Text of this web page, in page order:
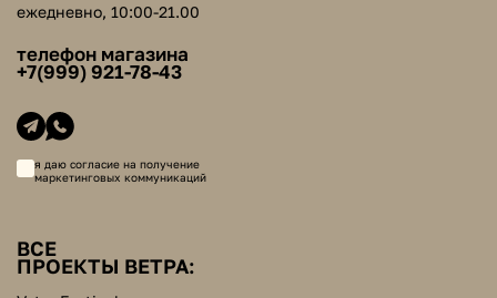
ежедневно, 10:00-21.00
телефон магазина
+7(999) 921-78-43
я даю согласие на получение
маркетинговых коммуникаций
ВСЕ
ПРОЕКТЫ ВЕТРА: